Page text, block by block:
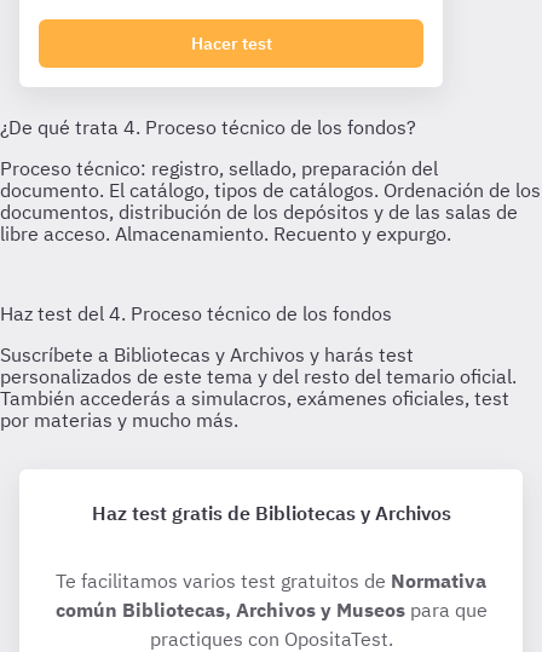
Hacer test
Haz test gratis de Bibliotecas y Archivos
Te facilitamos varios test gratuitos de Normativa
común Bibliotecas, Archivos y Museospara que
practiques con OpositaTest.